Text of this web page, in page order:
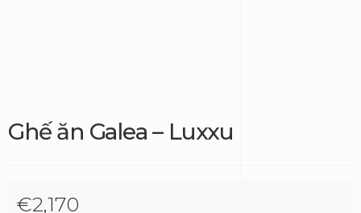
Ghế ăn Galea – Luxxu
€2,170